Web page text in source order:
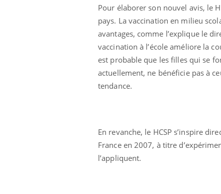
Pour élaborer son nouvel avis, le
pays. La vaccination en milieu
avantages, comme l’explique le
vaccination à l’école améliore la
est probable que les filles qui se
actuellement, ne bénéficie pas à
tendance.
En revanche, le HCSP s’inspire
France en 2007, à titre
l’appliquent.